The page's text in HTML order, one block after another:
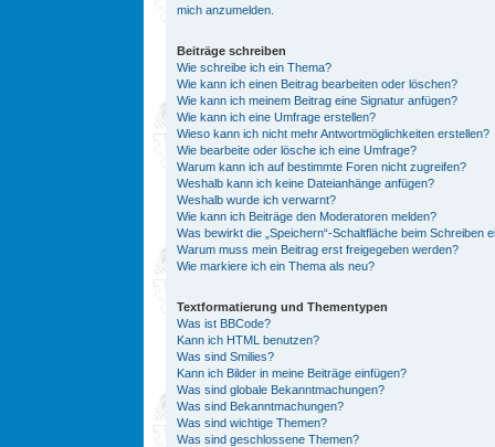
mich anzumelden.
Beiträge schreiben
Wie schreibe ich ein Thema?
Wie kann ich einen Beitrag bearbeiten oder löschen?
Wie kann ich meinem Beitrag eine Signatur anfügen?
Wie kann ich eine Umfrage erstellen?
Wieso kann ich nicht mehr Antwortmöglichkeiten erstellen?
Wie bearbeite oder lösche ich eine Umfrage?
Warum kann ich auf bestimmte Foren nicht zugreifen?
Weshalb kann ich keine Dateianhänge anfügen?
Weshalb wurde ich verwarnt?
Wie kann ich Beiträge den Moderatoren melden?
Was bewirkt die „Speichern“-Schaltfläche beim Schreiben
Warum muss mein Beitrag erst freigegeben werden?
Wie markiere ich ein Thema als neu?
Textformatierung und Thementypen
Was ist BBCode?
Kann ich HTML benutzen?
Was sind Smilies?
Kann ich Bilder in meine Beiträge einfügen?
Was sind globale Bekanntmachungen?
Was sind Bekanntmachungen?
Was sind wichtige Themen?
Was sind geschlossene Themen?